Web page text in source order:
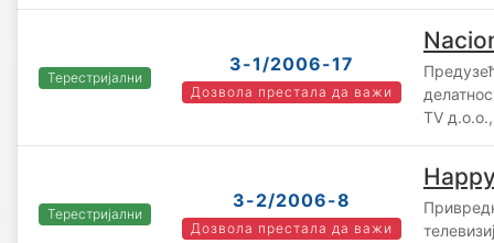
Терестријални
3-1/2006-17
Дозвола престала да важи
TV
Терестријални
3-2/2006-8
Дозвола престала да важи